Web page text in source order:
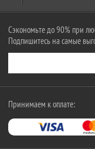
Сэкономьте до 90% при
Подпишитесь на самые
Принимаем к оплате: